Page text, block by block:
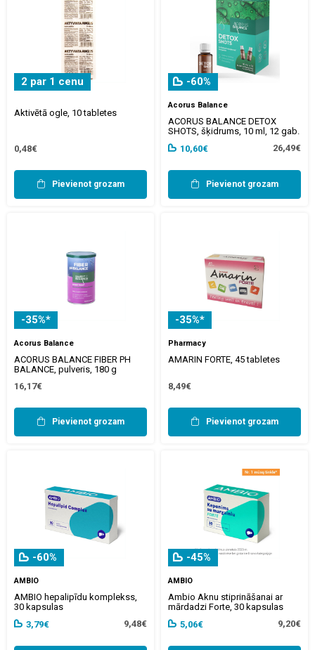
2 par 1 cenu
Aktivētā ogle, 10 tabletes
0,48€
Pievienot grozam
-60%
Acorus Balance
ACORUS BALANCE DETOX
SHOTS, šķidrums, 10 ml, 12 gab.
10,60€
26,49€
Pievienot grozam
-35%*
Acorus Balance
ACORUS BALANCE FIBER PH
BALANCE, pulveris, 180 g
16,17€
Pievienot grozam
-35%*
Pharmacy
AMARIN FORTE, 45 tabletes
8,49€
Pievienot grozam
-60%
AMBIO
AMBIO hepalipīdu komplekss,
30 kapsulas
3,79€
9,48€
-45%
AMBIO
Ambio Aknu stiprināšanai ar
mārdadzi Forte, 30 kapsulas
5,06€
9,20€